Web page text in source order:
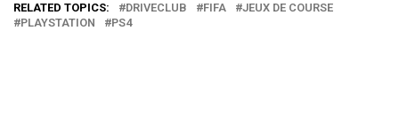
RELATED TOPICS: DRIVECLUB FIFA
JEUX DE COURSE
PLAYSTATION
PS4